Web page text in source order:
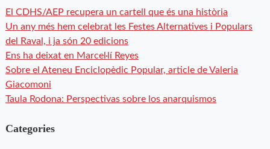
El CDHS/AEP recupera un cartell que és una història
Un any més hem celebrat les Festes Alternatives i Populars
del Raval, i ja són 20 edicions
Ens ha deixat en Marcel·lí Reyes
Sobre el Ateneu Enciclopèdic Popular, article de Valeria
Giacomoni
Taula Rodona: Perspectivas sobre los anarquismos
Categories